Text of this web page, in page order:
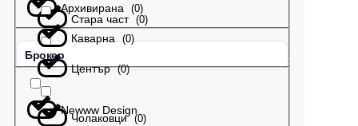
Стара част (0)
Център (0)
Чолаковци (0)
Каварна (0)
Архивирана (0)
Брокер
Newww Design